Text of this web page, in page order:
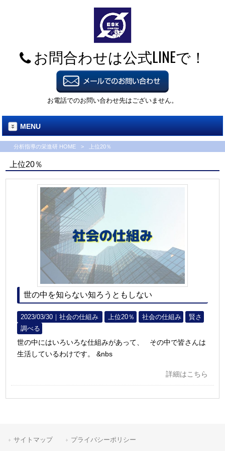
お問合わせは公式LINEで！
お電話でのお問い合わせ先はございません。
MENU
分析指導の栄進研 HOME > 上位20％
上位20％
世の中を知らない知ろうともしない
2023/03/30｜社会の仕組み 上位20％ 社会の仕組み
賢さ
調べる
世の中にはいろいろな仕組みがあって、 その中で皆さんは
生活しているわけです。 &nbs
詳細はこちら
サイトマップ プライバシーポリシー